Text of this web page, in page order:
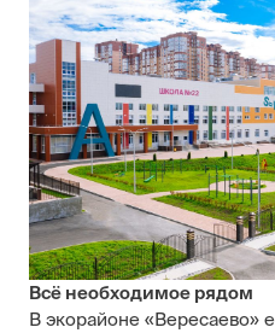
Всё необходимое рядом
В экорайоне «Вересаево»